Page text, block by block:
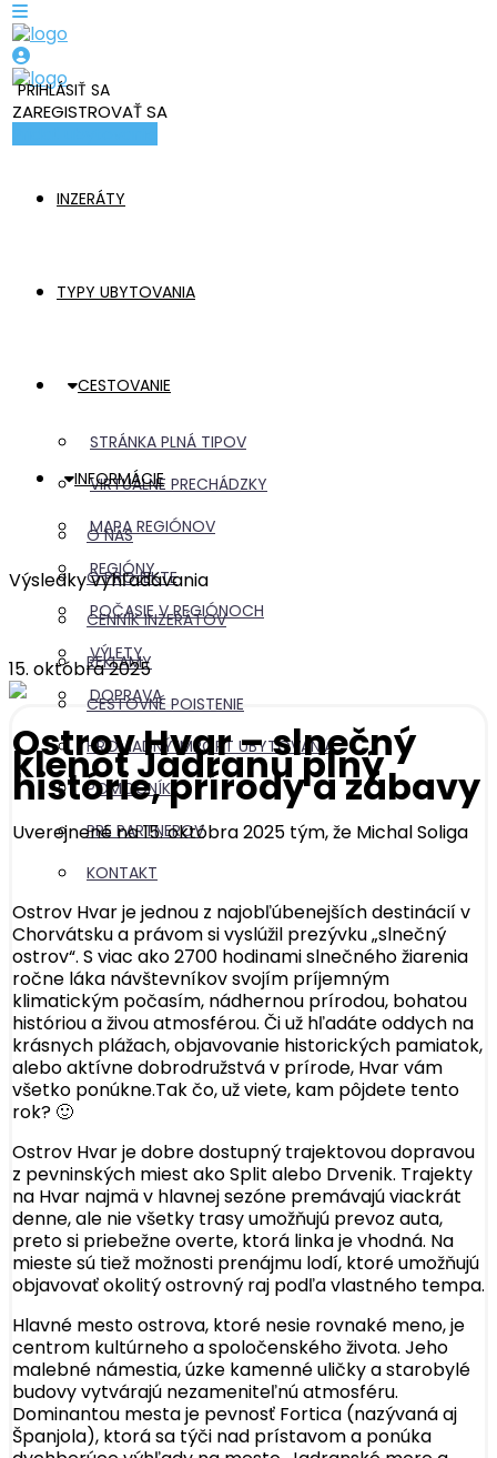
PRIHLÁSIŤ SA
ZAREGISTROVAŤ SA
INZERÁTY
TYPY UBYTOVANIA
CESTOVANIE
STRÁNKA PLNÁ TIPOV
VIRTUÁLNE PRECHÁDZKY
MAPA REGIÓNOV
REGIÓNY
POČASIE V REGIÓNOCH
VÝLETY
DOPRAVA
INFORMÁCIE
O NÁS
O PROJEKTE
CENNÍK INZERÁTOV
REKLAMY
CESTOVNÉ POISTENIE
HROMADNÝ IMPORT UBYTOVANIA
POMOCNÍK
PRE PARTNEROV
KONTAKT
Výsledky vyhľadávania
15. októbra 2025
Ostrov Hvar – slnečný
klenot Jadranu plný
histórie, prírody a zábavy
Uverejnené na 15. októbra 2025 tým, že Michal Soliga
Ostrov Hvar je jednou z najobľúbenejších destinácií v
Chorvátsku a právom si vyslúžil prezývku „slnečný
ostrov“. S viac ako 2700 hodinami slnečného žiarenia
ročne láka návštevníkov svojím príjemným
klimatickým počasím, nádhernou prírodou, bohatou
históriou a živou atmosférou. Či už hľadáte oddych na
krásnych plážach, objavovanie historických pamiatok,
alebo aktívne dobrodružstvá v prírode, Hvar vám
všetko ponúkne.Tak čo, už viete, kam pôjdete tento
rok? 🙂
Ostrov Hvar je dobre dostupný trajektovou dopravou
z pevninských miest ako Split alebo Drvenik. Trajekty
na Hvar najmä v hlavnej sezóne premávajú viackrát
denne, ale nie všetky trasy umožňujú prevoz auta,
preto si priebežne overte, ktorá linka je vhodná. Na
mieste sú tiež možnosti prenájmu lodí, ktoré umožňujú
objavovať okolitý ostrovný raj podľa vlastného tempa.
Hlavné mesto ostrova, ktoré nesie rovnaké meno, je
centrom kultúrneho a spoločenského života. Jeho
malebné námestia, úzke kamenné uličky a starobylé
budovy vytvárajú nezameniteľnú atmosféru.
Dominantou mesta je pevnosť Fortica (nazývaná aj
Španjola), ktorá sa týči nad prístavom a ponúka